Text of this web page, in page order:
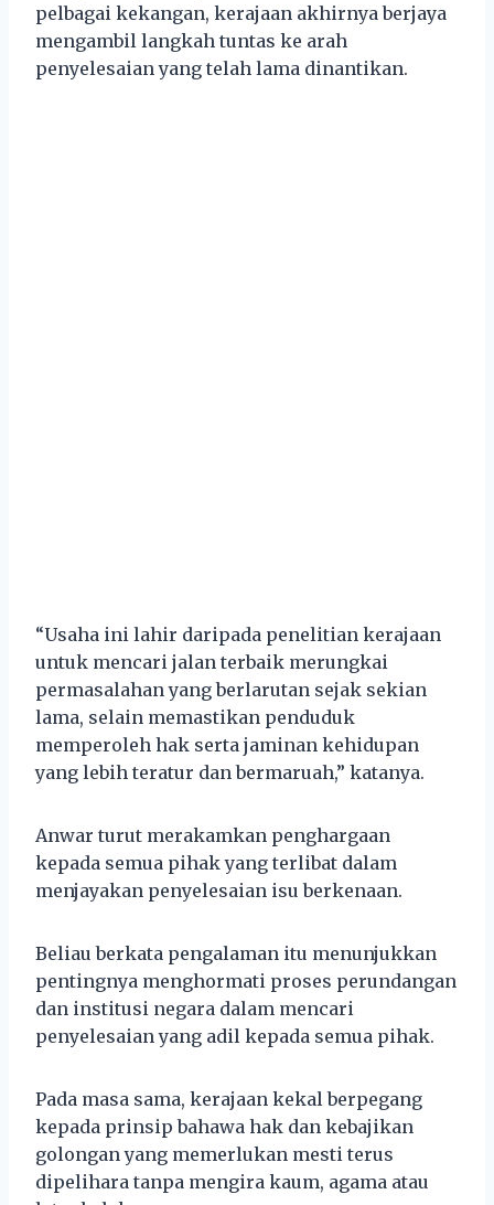
pelbagai kekangan, kerajaan akhirnya berjaya
mengambil langkah tuntas ke arah
penyelesaian yang telah lama dinantikan.
“Usaha ini lahir daripada penelitian kerajaan
untuk mencari jalan terbaik merungkai
permasalahan yang berlarutan sejak sekian
lama, selain memastikan penduduk
memperoleh hak serta jaminan kehidupan
yang lebih teratur dan bermaruah,” katanya.
Anwar turut merakamkan penghargaan
kepada semua pihak yang terlibat dalam
menjayakan penyelesaian isu berkenaan.
Beliau berkata pengalaman itu menunjukkan
pentingnya menghormati proses perundangan
dan institusi negara dalam mencari
penyelesaian yang adil kepada semua pihak.
Pada masa sama, kerajaan kekal berpegang
kepada prinsip bahawa hak dan kebajikan
golongan yang memerlukan mesti terus
dipelihara tanpa mengira kaum, agama atau